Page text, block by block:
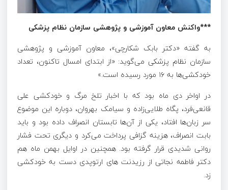
***واکنش معاون آموزشی و پژوهشی سازمان نظام پزشکی
به گفته «دکتر بابک شکارچی»، معاون آموزشی و پژوهشی
سازمان نظام پزشکی می‌گوید: «از ابتدای امسال تاکنون، تعداد
خودکشی‌ها به ۱۶ مورد رسیده است.»
در اواخر دی ماه بود که با اخبار تلخ مرگ و خودکشی علی
قانعی‌فرد، پگاه طلایی‌زاده و سیامک بهروان، دوباره این موضوع
سر زبان‌ها افتاد، یکی از آن‌ها تابستان انصراف داده بود و باید
بابت انصراف، هزینه گزافی پرداخت می‌کرد و دیگری تحت فشار
روانی شدیدی قرار گرفته بود. همچنین در اوایل بهمن ماه هم
دکتر فاطمه نجاتی از رزیدنت های ارتوپدی دست به خودکشی
زد.